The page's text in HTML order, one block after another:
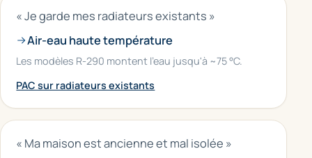
« Je garde mes radiateurs existants »
Air-eau haute température
Les modèles R-290 montent l'eau jusqu'à ~75 °C.
PAC sur radiateurs existants
« Ma maison est ancienne et mal isolée »